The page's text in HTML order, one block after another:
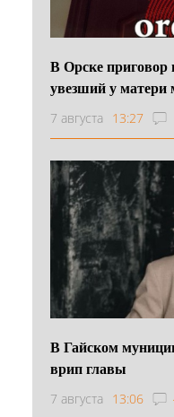
В Орске
увезший у матери
7 августа 13:27
В Гайском
врип главы
7 августа 13:06